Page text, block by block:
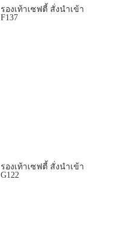
รองเท้าเซฟตี้ สั่งนำเข้า
F137
รองเท้าเซฟตี้ สั่งนำเข้า
G122